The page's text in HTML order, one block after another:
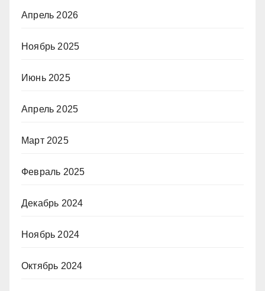
Апрель 2026
Ноябрь 2025
Июнь 2025
Апрель 2025
Март 2025
Февраль 2025
Декабрь 2024
Ноябрь 2024
Октябрь 2024